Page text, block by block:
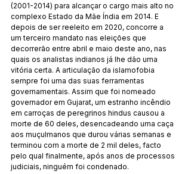
(2001-2014) para alcançar o cargo mais alto no
complexo Estado da Mãe Índia em 2014. E
depois de ser reeleito em 2020, concorre a
um terceiro mandato nas eleições que
decorrerão entre abril e maio deste ano, nas
quais os analistas indianos já lhe dão uma
vitória certa. A articulação da islamofobia
sempre foi uma das suas ferramentas
governamentais. Assim que foi nomeado
governador em Gujarat, um estranho incêndio
em carroças de peregrinos hindus causou a
morte de 60 deles, desencadeando uma caça
aos muçulmanos que durou várias semanas e
terminou com a morte de 2 mil deles, facto
pelo qual finalmente, após anos de processos
judiciais, ninguém foi condenado.